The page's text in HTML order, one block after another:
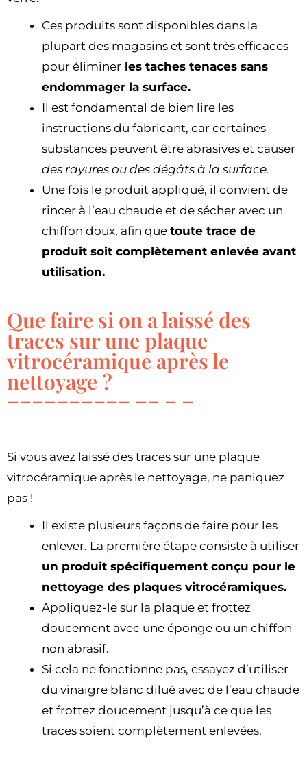
Ces produits sont disponibles dans la
plupart des magasins et sont très efficaces
pour éliminer les taches tenaces sans
endommager la surface.
Il est fondamental de bien lire les
instructions du fabricant, car certaines
substances peuvent être abrasives et causer
des rayures ou des dégâts à la surface.
Une fois le produit appliqué, il convient de
rincer à l’eau chaude et de sécher avec un
chiffon doux, afin que toute trace de
produit soit complètement enlevée avant
utilisation.
Que faire si on a laissé des
traces sur une plaque
vitrocéramique après le
nettoyage ?
Si vous avez laissé des traces sur une plaque
vitrocéramique après le nettoyage, ne paniquez
pas !
Il existe plusieurs façons de faire pour les
enlever. La première étape consiste à utiliser
un produit spécifiquement conçu pour le
nettoyage des plaques vitrocéramiques.
Appliquez-le sur la plaque et frottez
doucement avec une éponge ou un chiffon
non abrasif.
Si cela ne fonctionne pas, essayez d’utiliser
du vinaigre blanc dilué avec de l’eau chaude
et frottez doucement jusqu’à ce que les
traces soient complètement enlevées.